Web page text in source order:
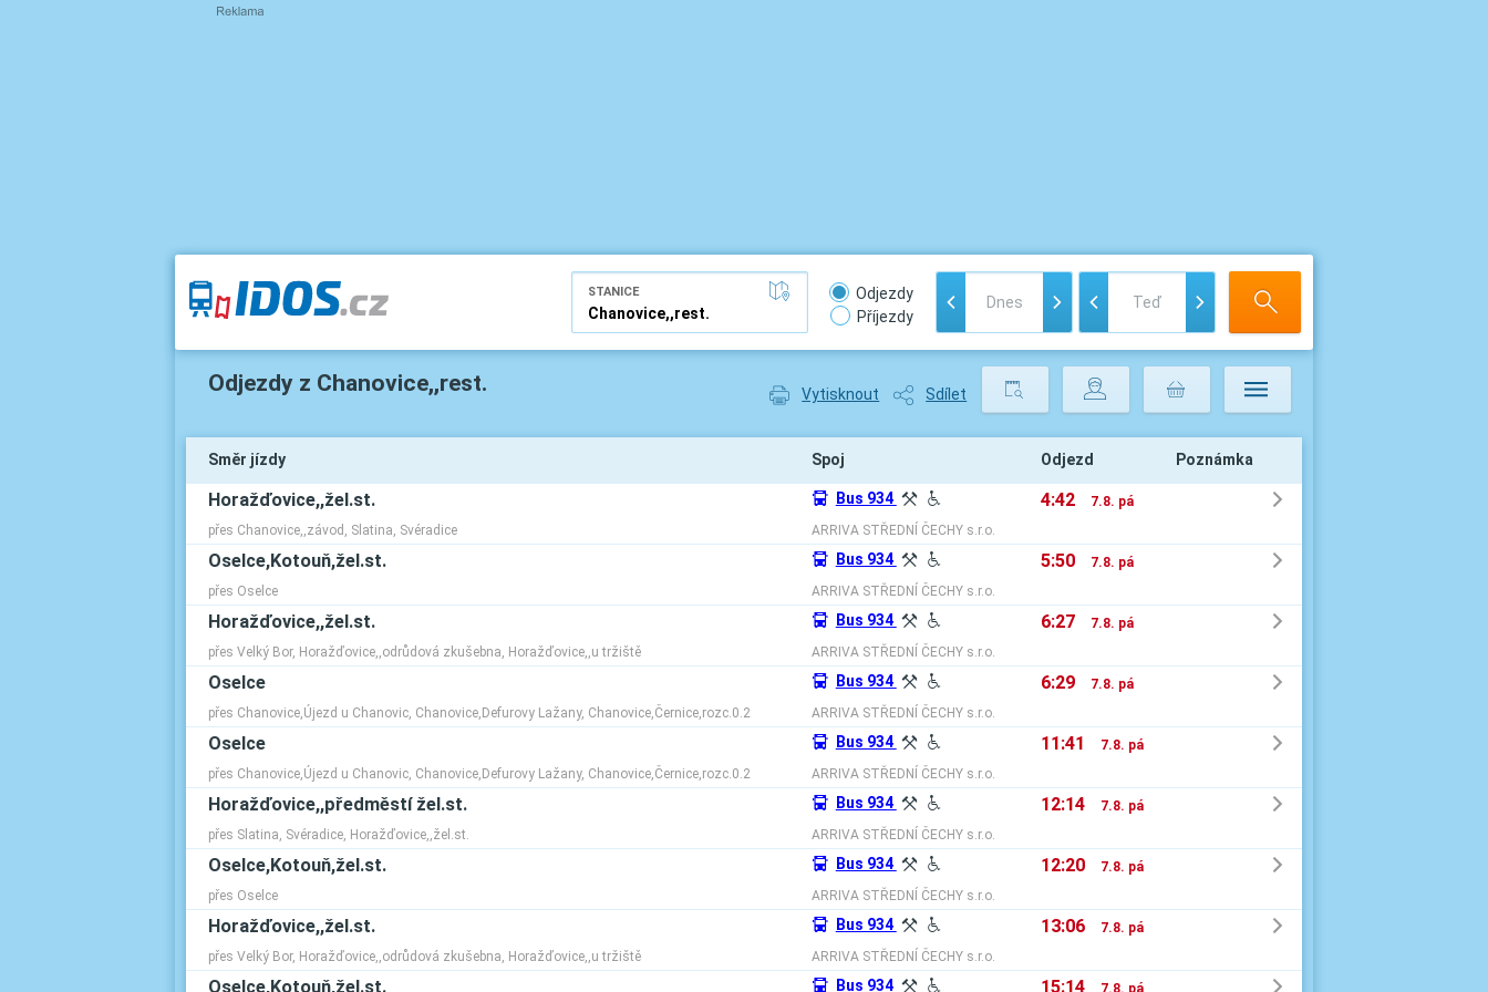
STANICE
Odjezdy
Příjezdy
Odjezdy z Chanovice,,rest. Vytisknout Sdílet
Směr jízdy Spoj Odjezd Poznámka
Horažďovice,,žel.st. ÷ Bus 934 X H 4:42
7.8. pá
přes Chanovice,,závod, Slatina, Svéradice
ARRIVA STŘEDNÍ ČECHY s.r.o.
Oselce,Kotouň,žel.st. ÷ Bus 934 X H 5:50
7.8. pá
přes Oselce
ARRIVA STŘEDNÍ ČECHY s.r.o.
Horažďovice,,žel.st. ÷ Bus 934 X H 6:27
7.8. pá
přes Velký Bor, Horažďovice,,odrůdová zkušebna, Horažďovice,,u tržiště
ARRIVA STŘEDNÍ ČECHY s.r.o.
Oselce ÷ Bus 934 X H 6:29
7.8. pá
přes Chanovice,Újezd u Chanovic, Chanovice,Defurovy Lažany, Chanovice,Černice,rozc.0.2
ARRIVA STŘEDNÍ ČECHY s.r.o.
Oselce ÷ Bus 934 X H 11:41
7.8. pá
přes Chanovice,Újezd u Chanovic, Chanovice,Defurovy Lažany, Chanovice,Černice,rozc.0.2
ARRIVA STŘEDNÍ ČECHY s.r.o.
Horažďovice,,předměstí žel.st. ÷ Bus 934 X H 12:14
7.8. pá
přes Slatina, Svéradice, Horažďovice,,žel.st.
ARRIVA STŘEDNÍ ČECHY s.r.o.
Oselce,Kotouň,žel.st. ÷ Bus 934 X H 12:20
7.8. pá
přes Oselce
ARRIVA STŘEDNÍ ČECHY s.r.o.
Horažďovice,,žel.st. ÷ Bus 934 X H 13:06
7.8. pá
přes Velký Bor, Horažďovice,,odrůdová zkušebna, Horažďovice,,u tržiště
ARRIVA STŘEDNÍ ČECHY s.r.o.
Oselce,Kotouň,žel.st. ÷ Bus 934 X H 15:14 7.8. pá